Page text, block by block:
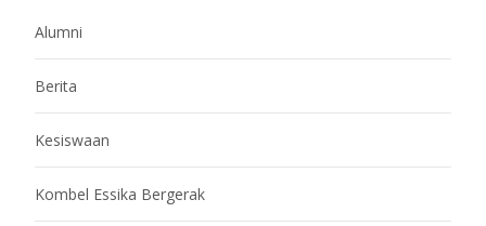
Alumni
Berita
Kesiswaan
Kombel Essika Bergerak